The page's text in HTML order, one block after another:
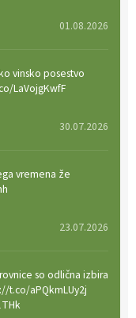
01.08.2026
vinsko posestvo
LaVojgKwfF
30.07.2026
vremena že
23.07.2026
so odlična izbira
t.co/aPQkmLUy2j